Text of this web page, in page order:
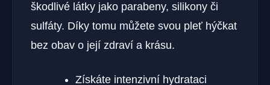
škodlivé látky jako parabeny, silikony či
sulfáty. Díky tomu můžete svou pleť hýčkat
bez obav o její zdraví a krásu.
Získáte intenzivní hydrataci